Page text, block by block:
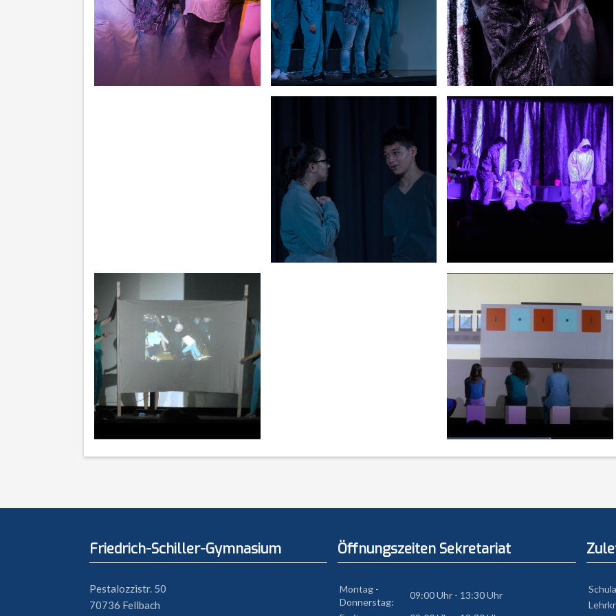
Friedrich-Schiller-Gymnasium
Pestalozzistr. 50
70736 Fellbach
Öffnungszeiten Sekretariat
Montag -
Donnerstag:
09:00 Uhr - 13:30 Uhr